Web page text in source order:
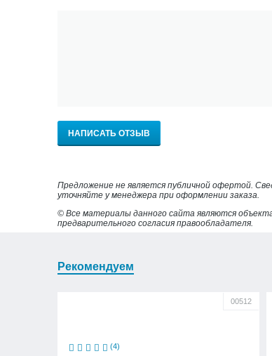
НАПИСАТЬ ОТЗЫВ
Предложение не является публичной офертой.
уточняйте у менеджера при оформлении заказа.
© Все материалы данного сайта являются
предварительного согласия правообладателя.
Рекомендуем
00512
(4)